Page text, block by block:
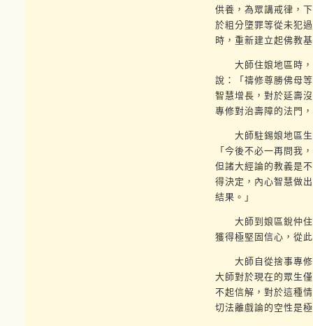
供養，為眾講戒律，
於粗分墮罪等從未犯
時，重新建立起佛教
大師住娘地區時，
說：「禱修尊勝佛母
智慧增長，對於延壽
專修對治壽障的法門
大師駐錫娘地區生
「今後不必一再問我
但諸大經論的教義是
得決定，內心智慧做
結果。」
大師到娘區銳仲住
獲得極堅固信心，從
大師自從捨事專修
大師對於現在的眾生
不起信解，對於這種
切法離戲論的空性是